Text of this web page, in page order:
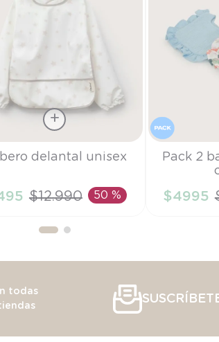
AÑADIR AL CARRITO
delantal unisex
$12.990 50 %
Talla
Pack 2
$4995
todas